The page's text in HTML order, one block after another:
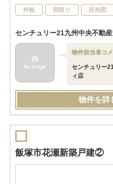
外観 間取り 区画図
センチュリー21九州中央不動産
物件担当者コ
センチュリー
ィ店
物件を詳
飯塚市花瀬新築戸建②